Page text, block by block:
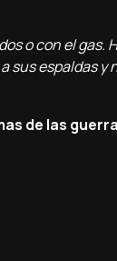
o con el gas.
sus espaldas y
de las